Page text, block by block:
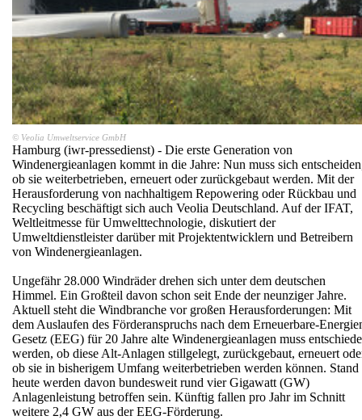
© Veolia Umweltservice GmbH
Hamburg (iwr-pressedienst) - Die erste Generation von
Windenergieanlagen kommt in die Jahre: Nun muss sich
ob sie weiterbetrieben, erneuert oder zurückgebaut werden. Mit der
Herausforderung von nachhaltigem Repowering oder Rückbau und
Recycling beschäftigt sich auch Veolia Deutschland. Auf der IFAT,
Weltleitmesse für Umwelttechnologie, diskutiert der
Umweltdienstleister darüber mit Projektentwicklern und Betreibern
von Windenergieanlagen.
Ungefähr 28.000 Windräder drehen sich unter dem deutschen
Himmel. Ein Großteil davon schon seit Ende der neunziger Jahre.
Aktuell steht die Windbranche vor großen Herausforderungen: Mit
dem Auslaufen des Förderanspruchs nach dem Erneuerbare-
Gesetz (EEG) für 20 Jahre alte Windenergieanlagen muss
werden, ob diese Alt-Anlagen stillgelegt, zurückgebaut, erneuert
ob sie in bisherigem Umfang weiterbetrieben werden können. Stand
heute werden davon bundesweit rund vier Gigawatt (GW)
Anlagenleistung betroffen sein. Künftig fallen pro Jahr im Schnitt
weitere 2,4 GW aus der EEG-Förderung.